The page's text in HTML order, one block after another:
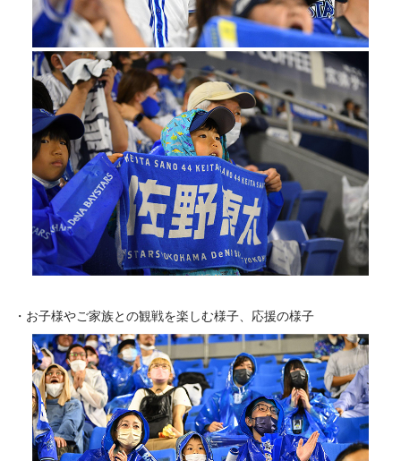
お子様やご家族との観戦を楽しむ様子、応援の様子